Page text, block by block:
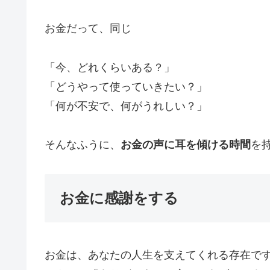
お金だって、同じ
「今、どれくらいある？」
「どうやって使っていきたい？」
「何が不安で、何がうれしい？」
そんなふうに、 お金の声に耳を傾ける時間 を
お金に感謝をする
お金は、あなたの人生を支えてくれる存在で